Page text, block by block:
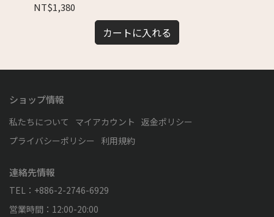
NT$1,380
カートに入れる
ショップ情報
私たちについて マイアカウント 返金ポリシー
プライバシーポリシー
利用規約
連絡先情報
TEL：+886-2-2746-6929
営業時間：12:00-20:00